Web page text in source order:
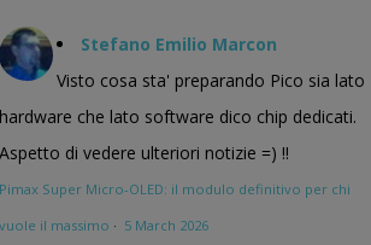
Stefano Emilio Marcon
Visto cosa sta' preparando Pico sia lato
hardware che lato software dico chip dedicati.
Aspetto di vedere ulteriori notizie =) !!
Pimax Super Micro-OLED: il modulo definitivo per chi
vuole il massimo · 5 March 2026